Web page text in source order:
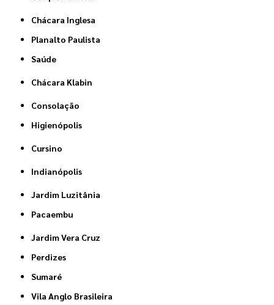
Chácara Inglesa
Planalto Paulista
Saúde
Chácara Klabin
Consolação
Higienópolis
Cursino
Indianópolis
Jardim Luzitânia
Pacaembu
Jardim Vera Cruz
Perdizes
Sumaré
Vila Anglo Brasileira